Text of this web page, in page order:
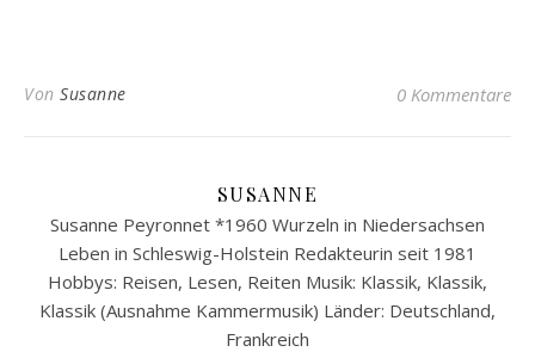
Von Susanne 0 Kommentare
SUSANNE
Susanne Peyronnet *1960 Wurzeln in Niedersachsen
Leben in Schleswig-Holstein Redakteurin seit 1981
Hobbys: Reisen, Lesen, Reiten Musik: Klassik, Klassik,
Klassik (Ausnahme Kammermusik) Länder: Deutschland,
Frankreich